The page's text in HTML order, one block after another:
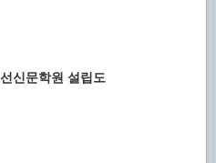
신문학원 설립도